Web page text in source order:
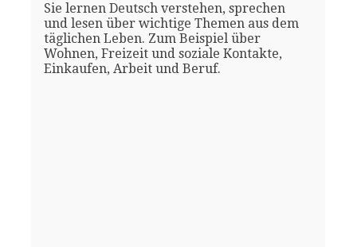
Sie lernen Deutsch verstehen, sprechen
und lesen über wichtige Themen aus dem
täglichen Leben. Zum Beispiel über
Wohnen, Freizeit und soziale Kontakte,
Einkaufen, Arbeit und Beruf.